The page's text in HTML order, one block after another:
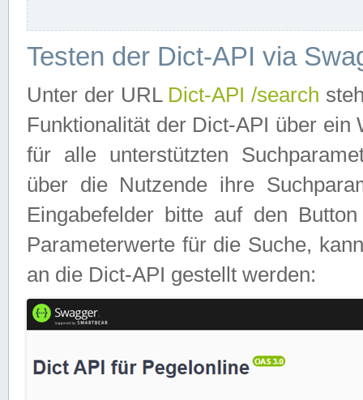
Testen der Dict-API via
Unter der URL Dict-API /search
Funktionalität der Dict-API über
für alle unterstützten
über die Nutzende ihre
Eingabefelder bitte auf den
Parameterwerte für die Suche,
an die Dict-API gestellt werden: